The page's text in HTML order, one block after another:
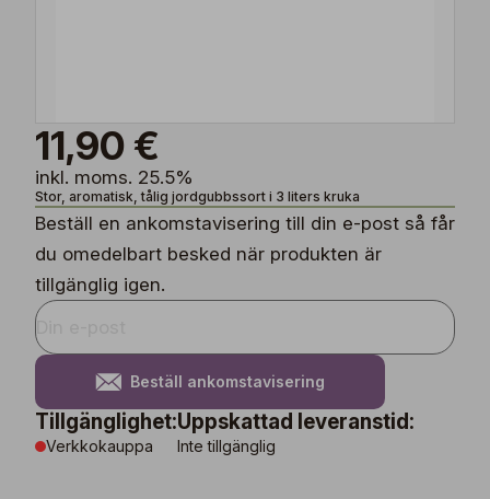
11,90 €
inkl. moms. 25.5%
Stor, aromatisk, tålig jordgubbssort i 3 liters kruka
Beställ en ankomstavisering till din e-post så får
du omedelbart besked när produkten är
tillgänglig igen.
Beställ ankomstavisering
Tillgänglighet:
Verkkokauppa
Uppskattad leveranstid:
Inte tillgänglig